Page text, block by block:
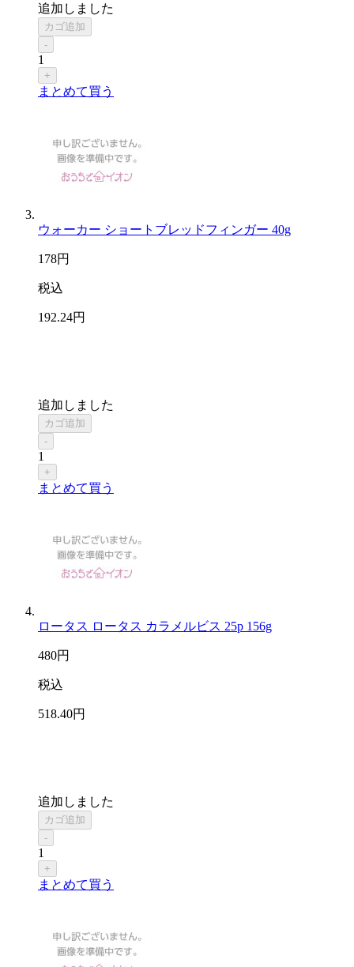
追加しました
カゴ追加
-
1
+
まとめて買う
ウォーカー ショートブレッドフィンガー 40g
178円
税込
192.24円
追加しました
カゴ追加
-
1
+
まとめて買う
ロータス ロータス カラメルビス 25p 156g
480円
税込
518.40円
追加しました
カゴ追加
-
1
+
まとめて買う